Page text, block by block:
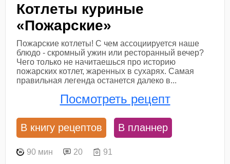
Котлеты куриные
«Пожарские»
Пожарские котлеты! С чем ассоциируется наше
блюдо - скромный ужин или ресторанный вечер?
Чего только не начитаешься про историю
пожарских котлет, жаренных в сухарях. Самая
правильная легенда останется далеко в...
Посмотреть рецепт
В книгу рецептов В планнер
90 мин 20 91